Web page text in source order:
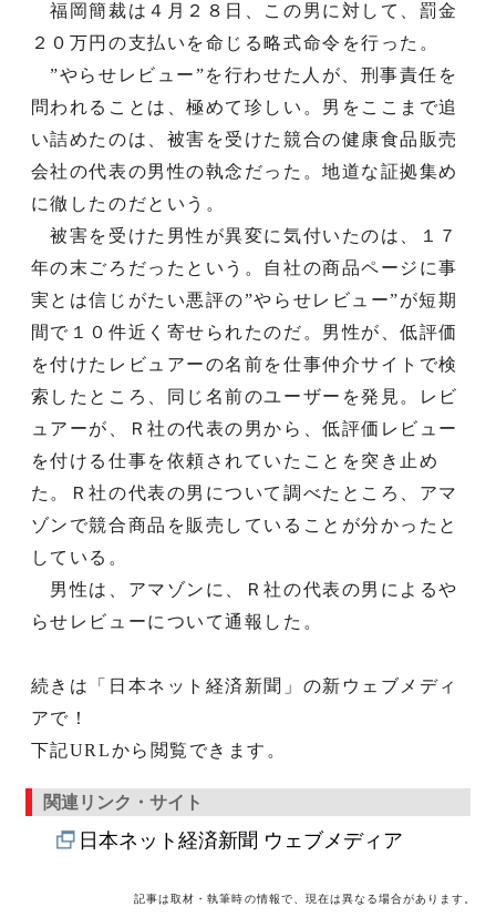
福岡簡裁は４月２８日、この男に対して、罰金
２０万円の支払いを命じる略式命令を行った。
”やらせレビュー”を行わせた人が、刑事責任を
問われることは、極めて珍しい。男をここまで追
い詰めたのは、被害を受けた競合の健康食品販売
会社の代表の男性の執念だった。地道な証拠集め
に徹したのだという。
被害を受けた男性が異変に気付いたのは、１７
年の末ごろだったという。自社の商品ページに事
実とは信じがたい悪評の”やらせレビュー”が短期
間で１０件近く寄せられたのだ。男性が、低評価
を付けたレビュアーの名前を仕事仲介サイトで検
索したところ、同じ名前のユーザーを発見。レビ
ュアーが、Ｒ社の代表の男から、低評価レビュー
を付ける仕事を依頼されていたことを突き止め
た。Ｒ社の代表の男について調べたところ、アマ
ゾンで競合商品を販売していることが分かったと
している。
男性は、アマゾンに、Ｒ社の代表の男によるや
らせレビューについて通報した。
続きは「日本ネット経済新聞」の新ウェブメディ
アで！
下記URLから閲覧できます。
関連リンク・サイト
日本ネット経済新聞 ウェブメディア
記事は取材・執筆時の情報で、現在は異なる場合があります。